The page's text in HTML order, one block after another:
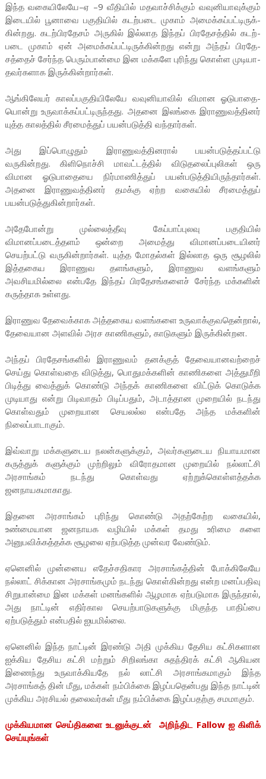
இந்த வகை­யி­லேயே–ஏ –9 வீதியில் மத­வாச்­சிக்கும் வவு­னி­யா­வுக்கும்
இடையில் பூனாவை பகு­தியில் கடற்­படை முகாம் அமைக்­கப்­பட்­டி­ருக்­
கின்­றது. கடற்­பி­ர­தேசம் அருகில் இல்­லாத இந்தப் பிர­தே­சத்தில் கடற்­
படை முகாம் ஏன் அமைக்­கப்­பட்­டி­ருக்­கின்­றது என்று அந்தப் பிர­தே­
சத்தைச் சேர்ந்த பெரும்­பான்மை இன மக்­களே புரிந்து கொள்ள முடி­யா­
த­வர்­க­ளாக இருக்­கின்­றார்கள்.
ஆங்­கி­லேயர் காலப்­ப­கு­தி­யி­லேயே வவு­னி­யாவில் விமான ஓடு­பா­தை­
யொன்று உரு­வாக்­கப்­பட்­டி­ருந்­தது. அதனை இலங்கை இரா­ணு­வத்­தினர்
யுத்த காலத்தில் சீரமைத்துப் பயன்­ப­டுத்தி வந்தார்கள்.
அது இப்பொழுதும் இராணுவத்தினரால் பயன்படுத்தப்பட்டு
வருகின்றது. கிளிநொச்சி மாவட்டத்தில் விடுதலைப்புலிகள் ஒரு
விமான ஓடுபாதையை நிர்மாணித்துப் பயன்படுத்தியிருந்தார்கள்.
அதனை இராணுவத்தினர் தமக்கு ஏற்ற வகையில் சீரமைத்துப்
பயன்படுத்துகின்றார்கள்.
அதேபோன்று முல்லைத்தீவு கேப்பாப்புலவு பகுதியில்
விமானப்படைத்தளம் ஒன்றை அமைத்து விமானப்படையினர்
செயற்பட்டு வருகின்றார்கள். யுத்த மோதல்கள் இல்லாத ஒரு சூழலில்
இத்தகைய இராணுவ தளங்களும், இராணுவ வளங்களும்
அவசியமில்லை என்பதே இந்தப் பிரதேசங்களைச் சேர்ந்த மக்களின்
கருத்தாக உள்ளது.
இராணுவ தேவைக்காக அத்தகைய வளங்களை உருவாக்குவதென்றால்,
தேவையான அளவில் அரச காணிகளும், காடுகளும் இருக்கின்றன.
அந்தப் பிரதேசங்களில் இராணுவம் தனக்குத் தேவையானவற்றைச்
செய்து கொள்வதை விடுத்து, பொதுமக்களின் காணிகளை அத்துமீறி
பிடித்து வைத்துக் கொண்டு அந்தக் காணிகளை விட்டுக் கொடுக்க
முடியாது என்று பிடிவாதம் பிடிப்பதும், அடாத்தான முறையில் நடந்து
கொள்வதும் முறையான செயலல்ல என்பதே அந்த மக்களின்
நிலைப்பாடாகும்.
இவ்வாறு மக்களுடைய நலன்களுக்கும், அவர்களுடைய நியாயமான
கருத்துக் களுக்கும் முற்றிலும் விரோதமான முறையில் நல்லாட்சி
அரசாங்கம் நடந்து கொள்வது ஏற்றுக்கொள்ளத்தக்க
ஜனநாயகமாகாது.
இதனை அரசாங்கம் புரிந்து கொண்டு அதற்கேற்ற வகையில்,
உண்மையான ஜனநாயக வழியில் மக்கள் தமது உரிமை களை
அனுபவிக்கத்தக்க சூழலை ஏற்படுத்த முன்வர வேண்டும்.
ஏனெனில் முன்னைய எதேச்சதிகார அரசாங்கத்தின் போக்கிலேயே
நல்லாட் சிக்கான அரசாங்கமும் நடந்து கொள்கின்றது என்ற மனப்பதிவு
சிறுபான்மை இன மக்கள் மனங்களில் ஆழமாக ஏற்படுமாக இருந்தால்,
அது நாட்டின் எதிர்கால செயற்பாடுகளுக்கு மிகுந்த பாதிப்பை
ஏற்படுத்தும் என்பதில் ஐயமில்லை.
ஏனெனில் இந்த நாட்டின் இரண்டு அதி முக்கிய தேசிய கட்சிகளான
ஐக்கிய தேசிய கட்சி மற்றும் சிறிலங்கா சுதந்திரக் கட்சி ஆகியன
இணைந்து உருவாக்கியதே நல் லாட்சி அரசாங்கமாகும் இந்த
அரசாங்கத் தின் மீது, மக்கள் நம்பிக்கை இழப்பதென்பது இந்த நாட்டின்
முக்கிய அரசியல் தலைவர்கள் மீது நம்பிக்கை இழப்பதற்கு சமமாகும்.
முக்கியமான செய்திகளை உடனுக்குடன் அறிந்திட Fallow ஐ கிளிக்
செய்யுங்கள்